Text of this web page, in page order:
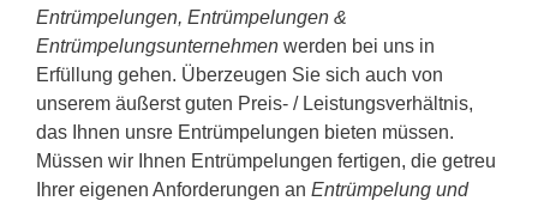
Entrümpelungen, Entrümpelungen &
Entrümpelungsunternehmen werden bei uns in
Erfüllung gehen. Überzeugen Sie sich auch von
unserem äußerst guten Preis- / Leistungsverhältnis,
das Ihnen unsre Entrümpelungen bieten müssen.
Müssen wir Ihnen Entrümpelungen fertigen, die getreu
Ihrer eigenen Anforderungen an Entrümpelung und